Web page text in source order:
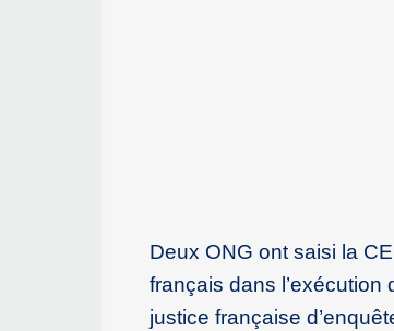
Deux ONG ont saisi la
français dans
justice française